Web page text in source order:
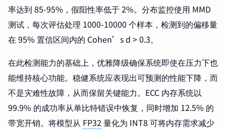
率达到 85-95%，假阳性率低于 2%。分布监控使用 MMD
测试，每次评估处理 1000-10000 个样本，检测到的偏移量
在 95% 置信区间内的 Cohen’s d > 0.3。
在此检测能力的基础上，优雅降级确保系统即使在压力下也
能维持核心功能。稳健系统应表现出可预测的性能下降，而
不是灾难性故障，从而保留关键能力。ECC 内存系统以
99.9% 的成功率从单比特错误中恢复，同时增加 12.5% 的
带宽开销。将模型从 FP32 量化为 INT8 可将内存需求减少